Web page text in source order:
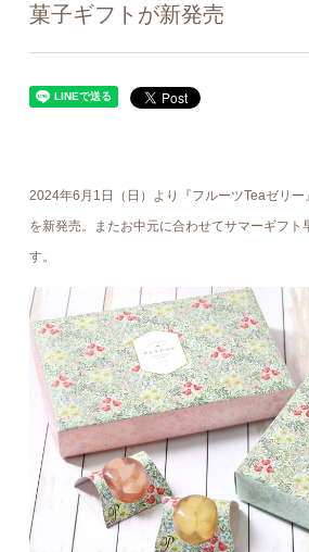
菓子ギフトが新発売
2024年6月1日（日）より『フルーツTeaゼリー
を新発売。またお中元に合わせてサマーギフト
す。